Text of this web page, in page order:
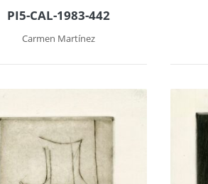
PI5-CAL-1983-442
Carmen Martínez